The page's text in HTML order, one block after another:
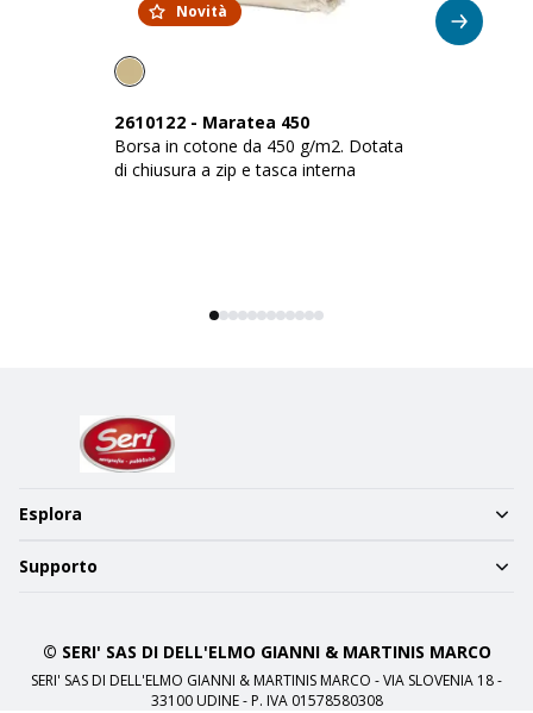
Novità
2610122 - Maratea 450
Borsa in cotone da 450 g/m2. Dotata
di chiusura a zip e tasca interna
Esplora
Supporto
© SERI' SAS DI DELL'ELMO GIANNI & MARTINIS MARCO
SERI' SAS DI DELL'ELMO GIANNI & MARTINIS MARCO - VIA SLOVENIA 18 -
33100 UDINE - P. IVA 01578580308